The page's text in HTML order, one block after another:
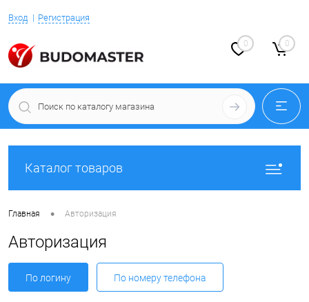
Вход Регистрация
0 0
Каталог товаров
Главная • Авторизация
Авторизация
По логину По номеру телефона